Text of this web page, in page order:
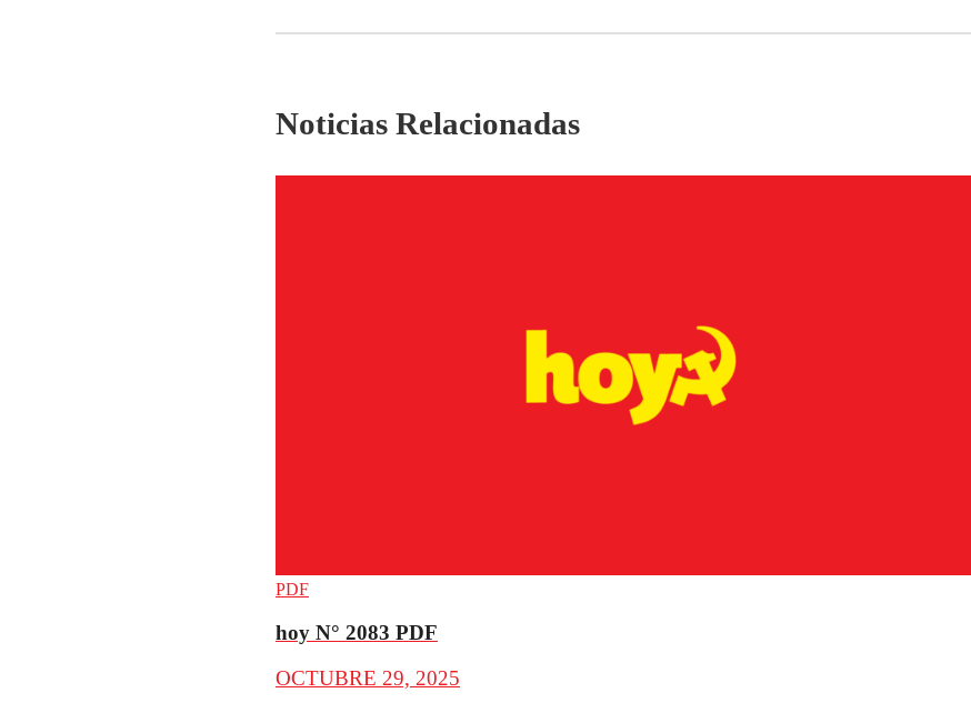
Noticias Relacionadas
PDF
hoy N° 2083 PDF
OCTUBRE 29, 2025